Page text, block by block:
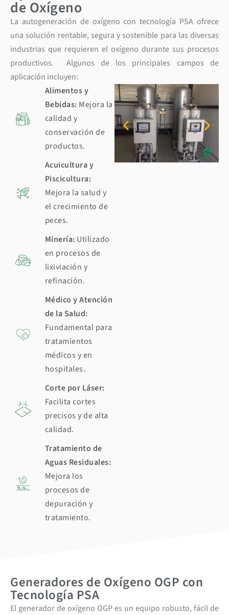
de Oxígeno
La autogeneración de oxígeno con tecnología PSA ofrece
una solución rentable, segura y sostenible para las diversas
industrias que requieren el oxígeno durante sus procesos
productivos. Algunos de los principales campos de
aplicación incluyen:
Alimentos y
Bebidas: Mejora la
calidad y
conservación de
productos.
Acuicultura y
Piscicultura:
Mejora la salud y
el crecimiento de
peces.
Minería: Utilizado
en procesos de
lixiviación y
refinación.
Médico y Atención
de la Salud:
Fundamental para
tratamientos
médicos y en
hospitales.
Corte por Láser:
Facilita cortes
precisos y de alta
calidad.
Tratamiento de
Aguas Residuales:
Mejora los
procesos de
depuración y
tratamiento.
Generadores de Oxígeno OGP con
Tecnología PSA
El generador de oxígeno OGP es un equipo robusto, fácil de